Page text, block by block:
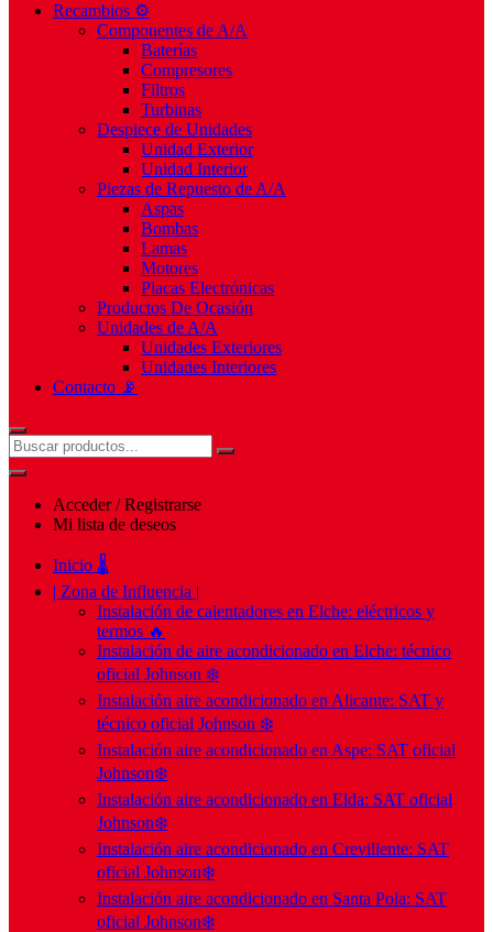
Recambios ⚙️
Componentes de A/A
Baterías
Compresores
Filtros
Turbinas
Despiece de Unidades
Unidad Exterior
Unidad Interior
Piezas de Repuesto de A/A
Aspas
Bombas
Lamas
Motores
Placas Electrónicas
Productos De Ocasión
Unidades de A/A
Unidades Exteriores
Unidades Interiores
Contacto 📡
Acceder / Registrarse
Mi lista de deseos
Inicio 🌡️
| Zona de Influencia |
Instalación de calentadores en Elche: eléctricos y
termos 🔥
Instalación de aire acondicionado en Elche: técnico
oficial Johnson ❄️
Instalación aire acondicionado en Alicante: SAT y
técnico oficial Johnson ❄️
Instalación aire acondicionado en Aspe: SAT oficial
Johnson❄️
Instalación aire acondicionado en Elda: SAT oficial
Johnson❄️
Instalación aire acondicionado en Crevillente: SAT
oficial Johnson❄️
Instalación aire acondicionado en Santa Pola: SAT
oficial Johnson❄️